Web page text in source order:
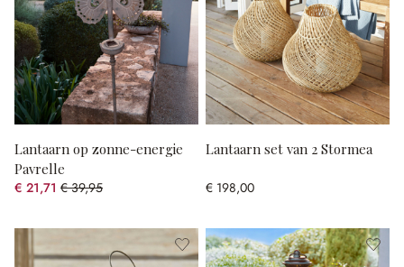
Lantaarn op zonne-energie
Pavrelle
€ 21,71 € 39,95
(45.66% gespart)
Lantaarn set van 2 Stormea
€ 198,00